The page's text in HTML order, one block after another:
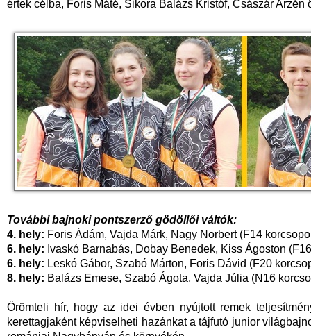
értek célba, Foris Máté, Sikora Balázs Kristóf, Császár
További bajnoki pontszerző gödöllői váltók:
4. hely: Foris Ádám, Vajda Márk, Nagy Norbert (F14
6. hely: Ivaskó Barnabás, Dobay Benedek, Kiss Ágoston
6. hely: Leskó Gábor, Szabó Márton, Foris Dávid (F20
8. hely: Balázs Emese, Szabó Ágota, Vajda Júlia (N16
Örömteli hír, hogy az idei évben nyújtott remek
kerettagjaként képviselheti hazánkat a tájfutó junior